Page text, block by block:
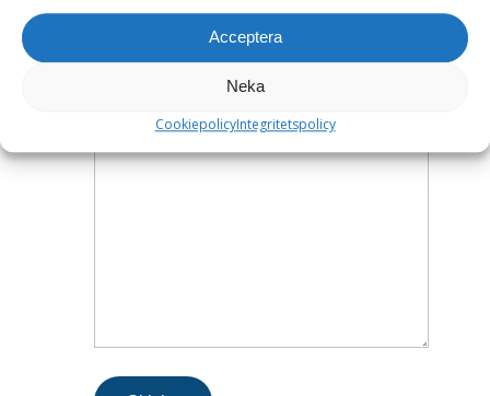
Acceptera
Neka
CookiepolicyIntegritetspolicy